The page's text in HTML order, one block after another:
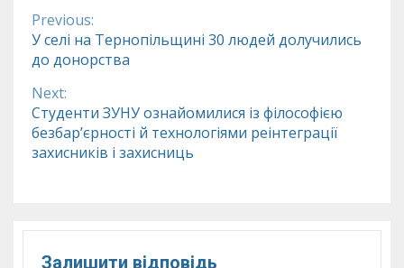
Continue
Reading
Previous:
У селі на Тернопільщині 30 людей долучились
до донорства
Next:
Студенти ЗУНУ ознайомилися із філософією
безбар’єрності й технологіями реінтеграції
захисників і захисниць
Залишити відповідь